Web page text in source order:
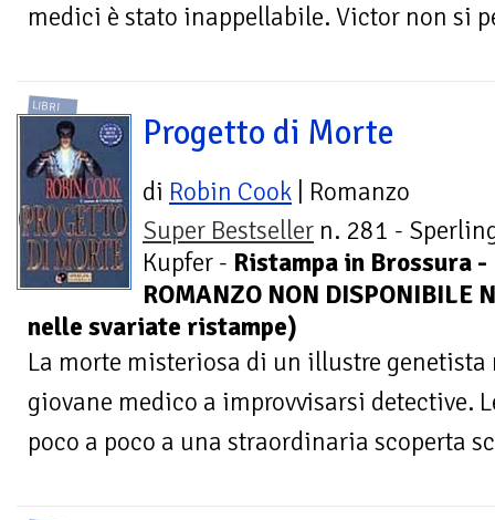
medici è stato inappellabile. Victor non si
LIBRI
Progetto di Morte
di Robin Cook | Romanzo
Super Bestseller n. 281 -
Kupfer - Ristampa in Brossura -
ROMANZO NON DISPONIBILE
nelle svariate ristampe)
La morte misteriosa di un illustre
giovane medico a improvvisarsi detective.
poco a poco a una straordinaria scoperta